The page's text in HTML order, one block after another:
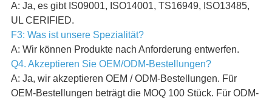
A: Ja, es gibt IS09001, ISO14001, TS16949, ISO13485,
UL CERIFIED.
F3: Was ist unsere Spezialität?
A: Wir können Produkte nach Anforderung entwerfen.
Q4. Akzeptieren Sie OEM/ODM-Bestellungen?
A: Ja, wir akzeptieren OEM / ODM-Bestellungen. Für
OEM-Bestellungen beträgt die MOQ 100 Stück. Für ODM-